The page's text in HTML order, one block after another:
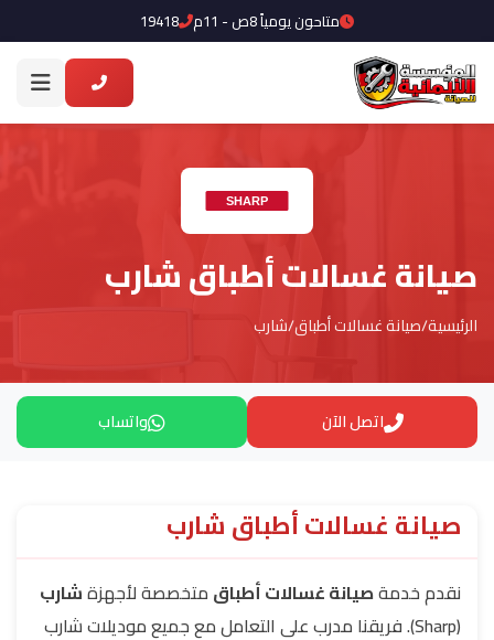
متاحون يومياً 8ص - 11م 19418
صيانة غسالات أطباق شارب
الرئيسية/صيانة غسالات أطباق/شارب
اتصل الآن واتساب
صيانة غسالات أطباق شارب
نقدم خدمةصيانة غسالات أطباق متخصصة لأجهزةشارب
(Sharp). فريقنا مدرب على التعامل مع جميع موديلات شارب